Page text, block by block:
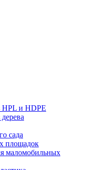
HPL и HDPE
сада
площадок
маломобильных